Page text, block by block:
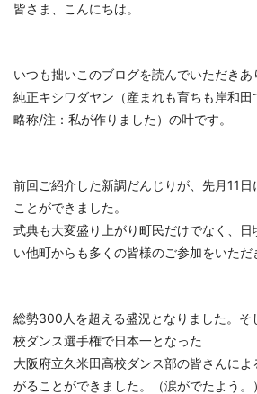
皆さま、こんにちは。
いつも拙いこのブログを読んでいただきあ
純正キシワダヤン（産まれも育ちも岸和
略称/注：私が作りました）の叶です。
前回ご紹介した新調だんじりが、先月11
ことができました。
式典も大変盛り上がり町民だけでなく、
い他町からも多くの皆様のご参加をいただ
総勢300人を超える盛況となりました。そ
校ダンス選手権で日本一となった
大阪府立久米田高校ダンス部の皆さんに
がることができました。（涙がでたよう。）